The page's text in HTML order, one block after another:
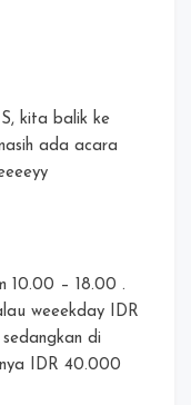
kita balik ke
ada acara
10.00 – 18.00 .
weeekday IDR
di
IDR 40.000